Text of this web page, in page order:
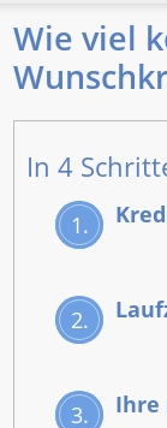
Wie viel
In 4
1.
2.
3.
Ihre